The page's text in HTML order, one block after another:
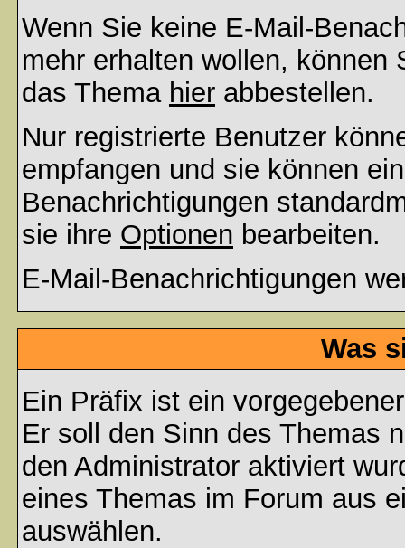
Wenn Sie keine E-Mail-
mehr erhalten wollen,
das Thema hier abbestellen.
Nur registrierte Benutzer
empfangen und sie können
Benachrichtigungen
sie ihre Optionen bearbeiten.
E-Mail-Benachrichtigungen
Was
Ein Präfix ist ein
Er soll den Sinn des Themas
den Administrator aktiviert
eines Themas im Forum aus
auswählen.